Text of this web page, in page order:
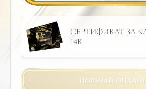
СЕРТИФИКАТ ЗА
14К
ПОРЪЧАЙ